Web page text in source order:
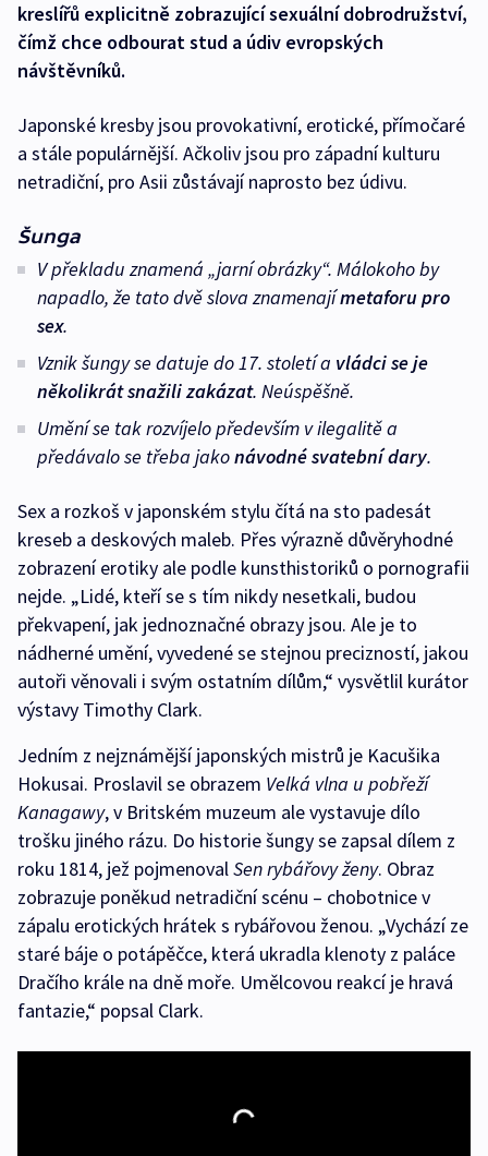
kreslířů explicitně zobrazující sexuální dobrodružství,
čímž chce odbourat stud a údiv evropských
návštěvníků.
Japonské kresby jsou provokativní, erotické, přímočaré
a stále populárnější. Ačkoliv jsou pro západní kulturu
netradiční, pro Asii zůstávají naprosto bez údivu.
Šunga
V překladu znamená „jarní obrázky“. Málokoho by
napadlo, že tato dvě slova znamenajímetaforu pro
sex.
Vznik šungy se datuje do 17. století a vládci se je
několikrát snažili zakázat. Neúspěšně.
Umění se tak rozvíjelo především v ilegalitě a
předávalo se třeba jakonávodné svatební dary.
Sex a rozkoš v japonském stylu čítá na sto padesát
kreseb a deskových maleb. Přes výrazně důvěryhodné
zobrazení erotiky ale podle kunsthistoriků o pornografii
nejde. „Lidé, kteří se s tím nikdy nesetkali, budou
překvapení, jak jednoznačné obrazy jsou. Ale je to
nádherné umění, vyvedené se stejnou precizností, jakou
autoři věnovali i svým ostatním dílům,“ vysvětlil kurátor
výstavy Timothy Clark.
Jedním z nejznámější japonských mistrů je Kacušika
Hokusai. Proslavil se obrazem Velká vlna u pobřeží
Kanagawy, v Britském muzeum ale vystavuje dílo
trošku jiného rázu. Do historie šungy se zapsal dílem z
roku 1814, jež pojmenovalSen rybářovy ženy. Obraz
zobrazuje poněkud netradiční scénu – chobotnice v
zápalu erotických hrátek s rybářovou ženou. „Vychází ze
staré báje o potápěčce, která ukradla klenoty z paláce
Dračího krále na dně moře. Umělcovou reakcí je hravá
fantazie,“ popsal Clark.